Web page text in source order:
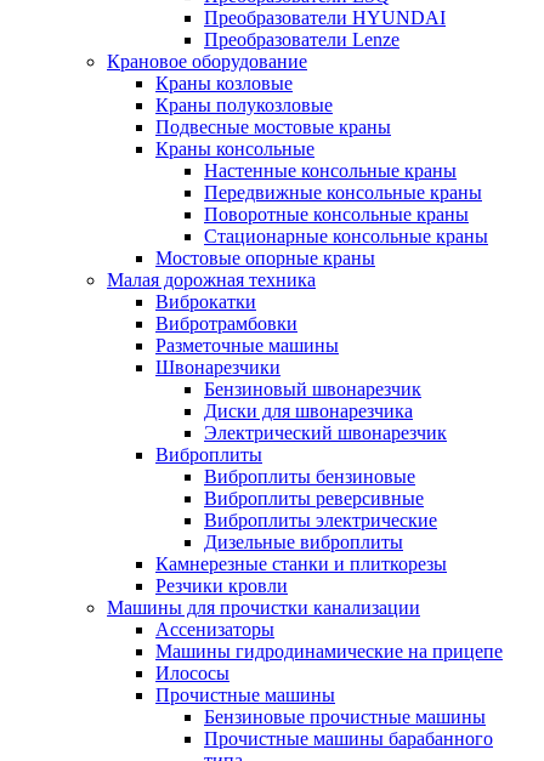
Преобразователи HYUNDAI
Преобразователи Lenze
Крановое оборудование
Краны козловые
Краны полукозловые
Подвесные мостовые краны
Краны консольные
Настенные консольные краны
Передвижные консольные краны
Поворотные консольные краны
Стационарные консольные краны
Мостовые опорные краны
Малая дорожная техника
Виброкатки
Вибротрамбовки
Разметочные машины
Швонарезчики
Бензиновый швонарезчик
Диски для швонарезчика
Электрический швонарезчик
Виброплиты
Виброплиты бензиновые
Виброплиты реверсивные
Виброплиты электрические
Дизельные виброплиты
Камнерезные станки и плиткорезы
Резчики кровли
Машины для прочистки канализации
Ассенизаторы
Машины гидродинамические на прицепе
Илососы
Прочистные машины
Бензиновые прочистные машины
Прочистные машины барабанного